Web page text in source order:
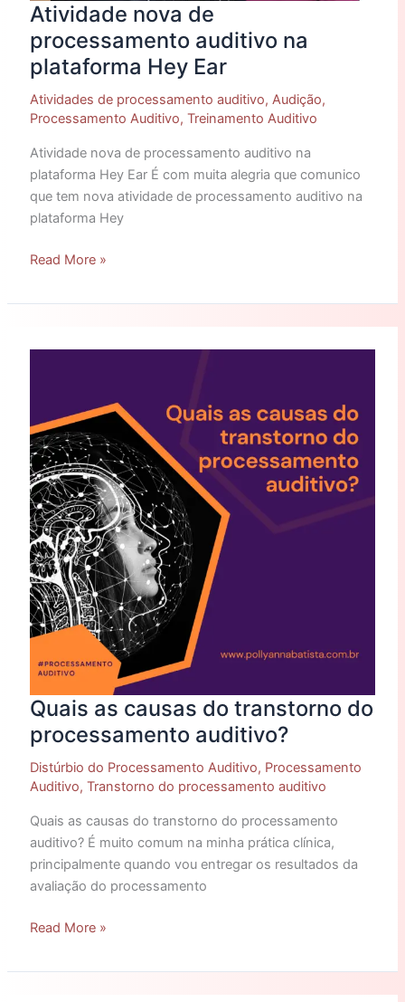
Atividade nova de
processamento auditivo na
plataforma Hey Ear
Atividades de processamento auditivo, Audição,
Processamento Auditivo, Treinamento Auditivo
Atividade nova de processamento auditivo na
plataforma Hey Ear É com muita alegria que comunico
que tem nova atividade de processamento auditivo na
plataforma Hey
Read More »
Quais as causas do transtorno do
processamento auditivo?
Distúrbio do Processamento Auditivo, Processamento
Auditivo, Transtorno do processamento auditivo
Quais as causas do transtorno do processamento
auditivo? É muito comum na minha prática clínica,
principalmente quando vou entregar os resultados da
avaliação do processamento
transtorno
do
processamento
auditivo?
Read More »